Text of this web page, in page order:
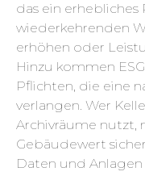
das ein erhebliches
wiederkehrenden
erhöhen oder
Hinzu kommen
Pflichten, die eine
verlangen. Wer
Archivräume nutzt,
Gebäudewert
Daten und Anlagen